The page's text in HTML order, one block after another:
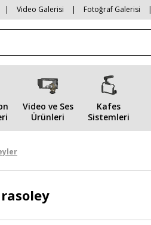
| Video Galerisi | Fotoğraf Galerisi |
Video ve Ses
Ürünleri
Kafes
Sistemleri